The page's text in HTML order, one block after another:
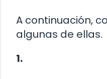
A continuación,
algunas de ellas.
1.